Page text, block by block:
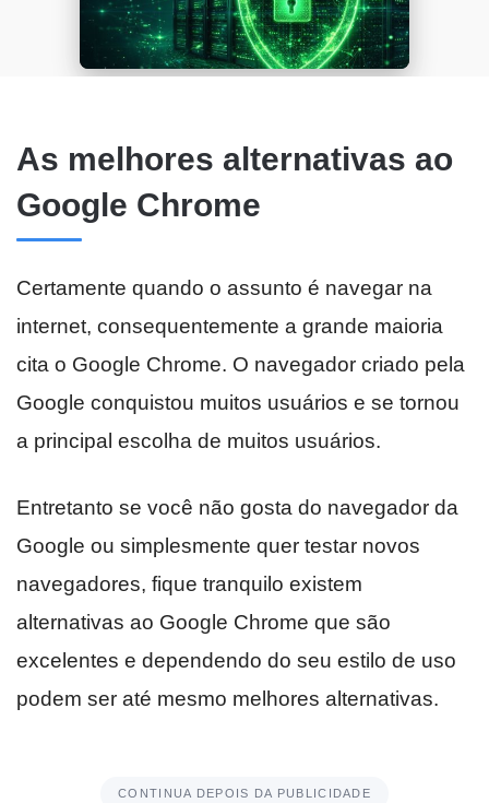
As melhores alternativas ao
Google Chrome
Certamente quando o assunto é navegar na
internet, consequentemente a grande maioria
cita o Google Chrome. O navegador criado pela
Google conquistou muitos usuários e se tornou
a principal escolha de muitos usuários.
Entretanto se você não gosta do navegador da
Google ou simplesmente quer testar novos
navegadores, fique tranquilo existem
alternativas ao Google Chrome que são
excelentes e dependendo do seu estilo de uso
podem ser até mesmo melhores alternativas.
CONTINUA DEPOIS DA PUBLICIDADE